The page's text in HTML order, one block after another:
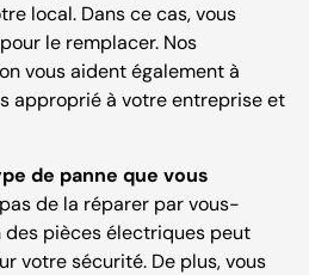
local. Dans ce cas, vous
le remplacer. Nos
vous aident également à
approprié à votre entreprise et
de panne que vous
de la réparer par vous-
des pièces électriques peut
votre sécurité. De plus, vous